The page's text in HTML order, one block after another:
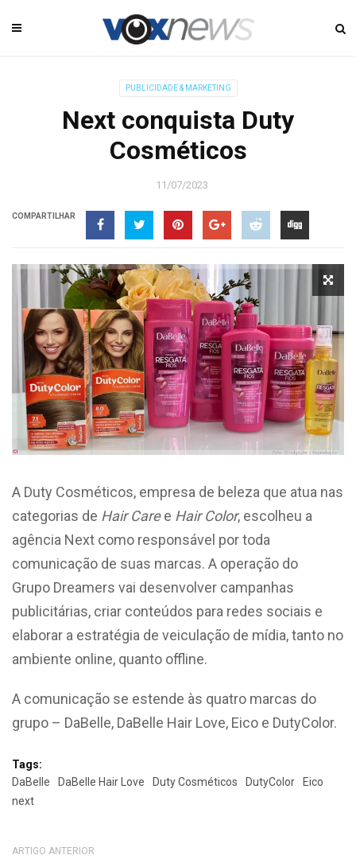
PUBLICIDADE & MARKETING
Next conquista Duty
Cosméticos
11/07/2023
COMPARTILHAR
A Duty Cosméticos, empresa de beleza que atua nas
categorias de Hair Caree Hair Color, escolheu a
agência Next como responsável por toda
comunicação de suas marcas. A operação do
Grupo Dreamers vai desenvolver campanhas
publicitárias, criar conteúdos para redes sociais e
elaborar a estratégia de veiculação de mídia, tanto no
ambiente online, quanto offline.
A comunicação se estende às quatro marcas do
grupo – DaBelle, DaBelle Hair Love, Eico e DutyColor.
Tags:
DaBelle
DaBelle Hair Love Duty Cosméticos DutyColor
Eico
next
ARTIGO ANTERIOR